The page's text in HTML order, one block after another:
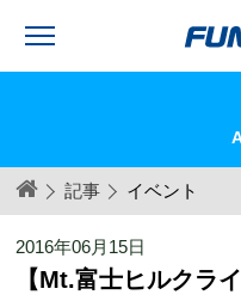
記事 イベント
2016年06月15日
【Mt.富士ヒルクラ